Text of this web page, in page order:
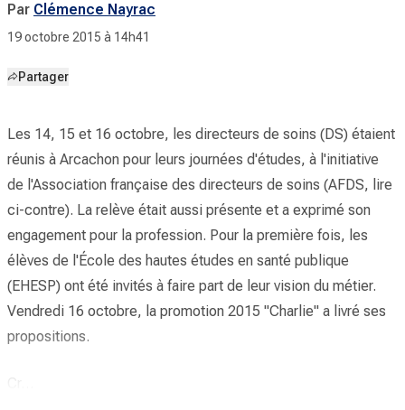
Par Clémence Nayrac
19 octobre 2015 à 14h41
Partager
Les 14, 15 et 16 octobre, les directeurs de soins (DS) étaient
réunis à Arcachon pour leurs journées d'études, à l'initiative
de l'Association française des directeurs de soins (AFDS, lire
ci-contre). La relève était aussi présente et a exprimé son
engagement pour la profession. Pour la première fois, les
élèves de l'École des hautes études en santé publique
(EHESP) ont été invités à faire part de leur vision du métier.
Vendredi 16 octobre, la promotion 2015 "Charlie" a livré ses
propositions.